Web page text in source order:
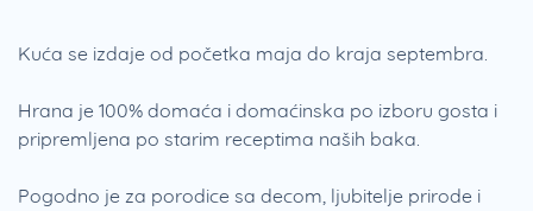
Kuća se izdaje od početka maja do kraja septembra.
Hrana je 100% domaća i domaćinska po izboru gosta i
pripremljena po starim receptima naših baka.
Pogodno je za porodice sa decom, ljubitelje prirode i